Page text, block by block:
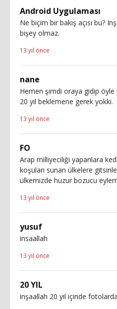
Android Uygulaması
Ne biçim bir bakış açısı bu?
bişey olmaz.
13 yıl önce
nane
Hemen şimdi oraya gidip öyle
20 yıl beklemene gerek yokki.
13 yıl önce
FO
Arap milliyeciliği yapanlara
koşuları sunan ülkelere
ülkemizde huzur bozucu
13 yıl önce
yusuf
insaallah
13 yıl önce
20 YIL
inşaallah 20 yıl içinde